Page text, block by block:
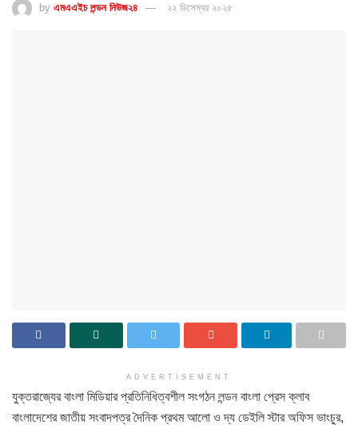
by এমএএইচ লন্ডন নিউজ২৪ ২২ ডিসেম্বর ২০২৫
ADVERTISEMENT
যুক্তরাজ্যের বাংলা মিডিয়ার প্রতিনিধিত্বশীল সংগঠন লন্ডন বাংলা প্রেস ক্লাব
বাংলাদেশের জাতীয় সংবাদপত্র দৈনিক প্রথম আলো ও দ্য ডেইলি স্টার অফিস ভাংচুর,